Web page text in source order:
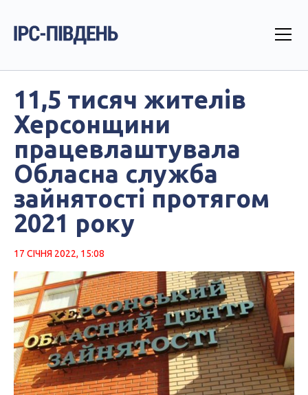
11,5 тисяч жителів
Херсонщини
працевлаштувала
Обласна служба
зайнятості протягом
2021 року
17 СІЧНЯ 2022, 15:08